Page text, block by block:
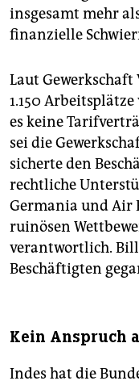
insgesamt mehr
finanzielle
Laut
1.150
es keine
sei die
sicherte den
rechtliche
Germania und Air
ruinösen
verantwortlich.
Beschäftigten
Kein Anspruch
Indes hat die